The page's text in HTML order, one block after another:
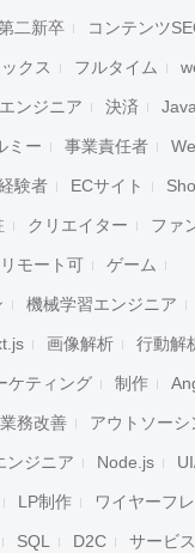
二新卒 コンテンツ
クス フルタイム
ンジニア 決済
ミー 事業責任者
験者 ECサイト
クリエイター ファ
リモート可 ゲーム
機械学習エンジニア
画像解析 行動解
ケティング 制作
業務改善 アウトソーシ
ンジニア Node.js
LP制作 ワイヤーフ
SQL D2C サービ